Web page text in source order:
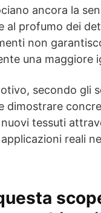
ancora la
al profumo dei
non
una maggiore
secondo gli
dimostrare
nuovi tessuti
reali